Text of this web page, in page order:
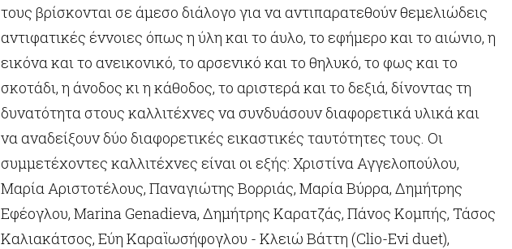
τους βρίσκονται σε άμεσο διάλογο για να αντιπαρατεθούν θεμελιώδεις
αντιφατικές έννοιες όπως η ύλη και το άυλο, το εφήμερο και το αιώνιο, η
εικόνα και το ανεικονικό, το αρσενικό και το θηλυκό, το φως και το
σκοτάδι, η άνοδος κι η κάθοδος, το αριστερά και το δεξιά, δίνοντας τη
δυνατότητα στους καλλιτέχνες να συνδυάσουν διαφορετικά υλικά και
να αναδείξουν δύο διαφορετικές εικαστικές ταυτότητες τους. Οι
συμμετέχοντες καλλιτέχνες είναι οι εξής: Χριστίνα Αγγελοπούλου,
Μαρία Αριστοτέλους, Παναγιώτης Βορριάς, Μαρία Βύρρα, Δημήτρης
Εφέογλου, Marina Genadieva, Δημήτρης Καρατζάς, Πάνος Κομπής, Τάσος
Καλιακάτσος, Εύη Καραϊωσήφογλου - Κλειώ Βάττη (Clio-Evi duet),